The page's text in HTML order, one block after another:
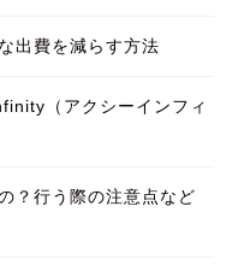
出費を減らす方法
（アクシーインフィ
？行う際の注意点など